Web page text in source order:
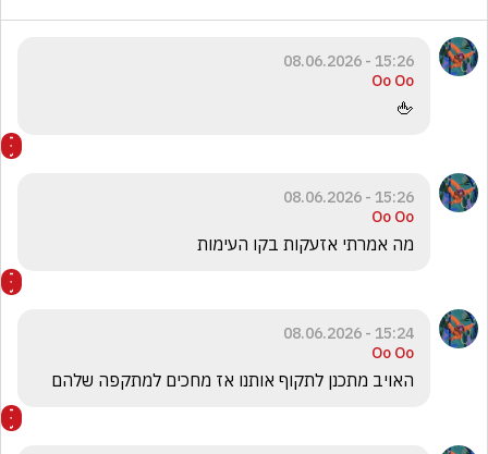
15:26 - 08.06.2026
Oo Oo
🖕
15:26 - 08.06.2026
Oo Oo
מה אמרתי אזעקות בקו העימות
15:24 - 08.06.2026
Oo Oo
האויב מתכנן לתקוף אותנו אז מחכים למתקפה שלהם